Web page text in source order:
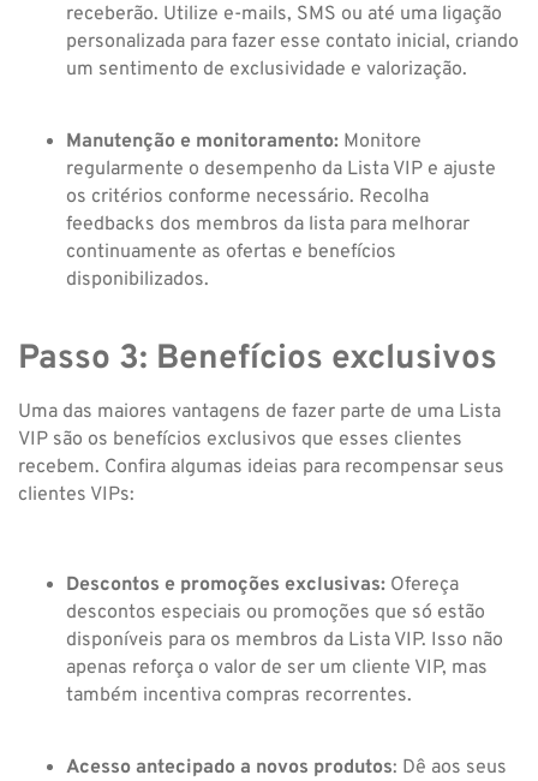
receberão. Utilize e-mails, SMS ou até uma ligação
personalizada para fazer esse contato inicial, criando
um sentimento de exclusividade e valorização.
Manutenção e monitoramento: Monitore
regularmente o desempenho da Lista VIP e ajuste
os critérios conforme necessário. Recolha
feedbacks dos membros da lista para melhorar
continuamente as ofertas e benefícios
disponibilizados.
Passo 3: Benefícios exclusivos
Uma das maiores vantagens de fazer parte de uma Lista
VIP são os benefícios exclusivos que esses clientes
recebem. Confira algumas ideias para recompensar seus
clientes VIPs:
Descontos e promoções exclusivas: Ofereça
descontos especiais ou promoções que só estão
disponíveis para os membros da Lista VIP. Isso não
apenas reforça o valor de ser um cliente VIP, mas
também incentiva compras recorrentes.
Acesso antecipado a novos produtos: Dê aos seus